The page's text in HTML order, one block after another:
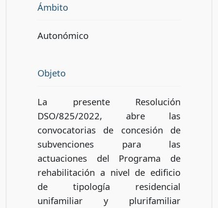
Ámbito
Autonómico
Objeto
La presente Resolución
DSO/825/2022, abre las
convocatorias de concesión de
subvenciones para las
actuaciones del Programa de
rehabilitación a nivel de edificio
de tipología residencial
unifamiliar y plurifamiliar